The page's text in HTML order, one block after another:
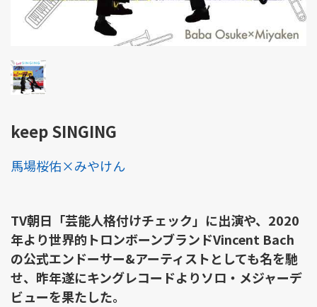
keep SINGING
馬場桜佑×みやけん
TV朝日「芸能人格付けチェック」に出演や、2020
年より世界的トロンボーンブランドVincent Bach
の公式エンドーサー&アーティストとしても名を馳
せ、昨年遂にキングレコードよりソロ・メジャーデ
ビューを果たした。